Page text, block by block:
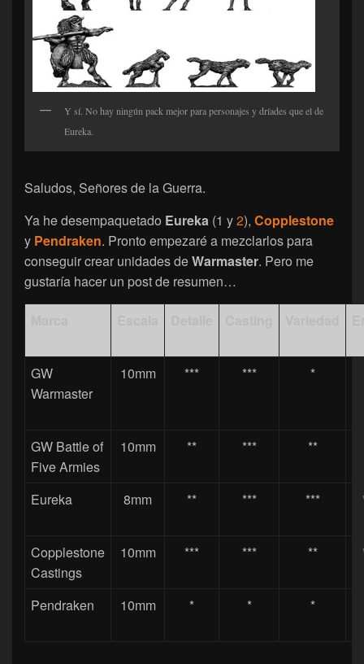
Y sí. No hay ningún pack mejor para personajes y dríades que el de
Eureka.
Saludos, Señores de la Guerra.
Ya he desempaquetado Eureka (1 y2), Copplestone
y Pendraken. Pronto empezaré a mezclarlos para
conseguir crear unidades deWarmaster. Pero me
gustaría hacer un post de resumen…
GW
Warmaster
10mm *** *** *
GW Battle of
Five Armies
10mm ** *** **
Eureka 8mm ** *** ***
Copplestone
Castings
10mm *** *** **
Pendraken 10mm * * *